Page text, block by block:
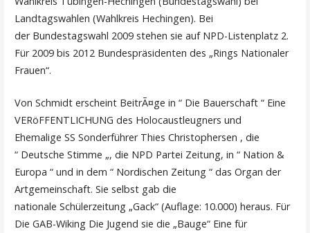
Landtagswahlen (Wahlkreis Hechingen). Bei
der Bundestagswahl 2009 stehen sie auf NPD-Listenplatz 2.
Für 2009 bis 2012 Bundespräsidenten des „Rings Nationaler
Frauen“.
Von Schmidt erscheint BeitrÃ¤ge in “ Die Bauerschaft “ Eine
VERöFFENTLICHUNG des Holocaustleugners und
Ehemalige SS Sonderführer Thies Christophersen , die
“ Deutsche Stimme „, die NPD Partei Zeitung, in “ Nation &
Europa “ und in dem “ Nordischen Zeitung “ das Organ der
Artgemeinschaft. Sie selbst gab die
nationale Schülerzeitung „Gack“ (Auflage: 10.000) heraus. Für
Die GAB-Wiking Die Jugend sie die „Bauge“ Eine für